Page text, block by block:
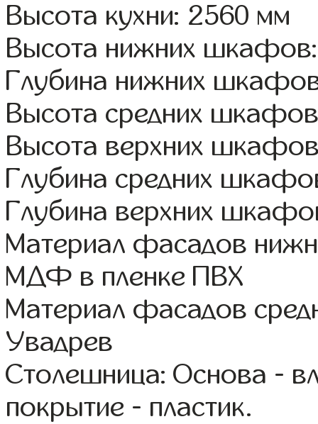
Высота кухни: 2560 мм
Высота нижних
Глубина нижних
Высота средних
Высота верхних
Глубина средних
Глубина верхних
Материал фасадов
МДФ в пленке ПВХ
Материал фасадов
Увадрев
Столешница: Основа -
покрытие - пластик.